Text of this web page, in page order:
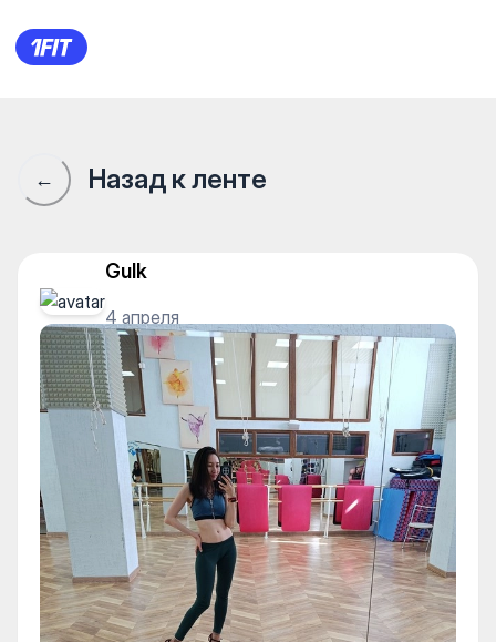
Solo Way studio — Yoga
← Назад к ленте
Gulk
4 апреля